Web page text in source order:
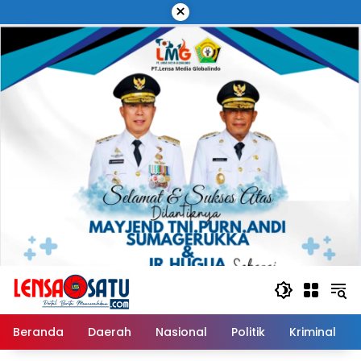
ke
konten
×
Beranda Daerah Nasional Politik Kriminal